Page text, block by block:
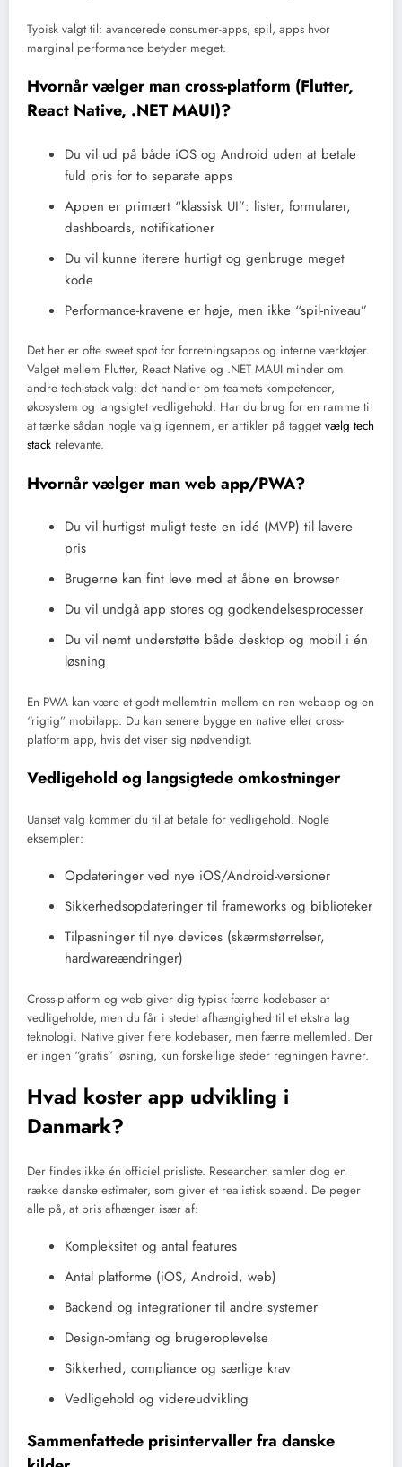
Typisk valgt til: avancerede consumer-apps, spil, apps hvor
marginal performance betyder meget.
Hvornår vælger man cross-platform (Flutter,
React Native, .NET MAUI)?
Du vil ud på både iOS og Android uden at betale
fuld pris for to separate apps
Appen er primært “klassisk UI”: lister, formularer,
dashboards, notifikationer
Du vil kunne iterere hurtigt og genbruge meget
kode
Performance-kravene er høje, men ikke “spil-niveau”
Det her er ofte sweet spot for forretningsapps og interne værktøjer.
Valget mellem Flutter, React Native og .NET MAUI minder om
andre tech-stack valg: det handler om teamets kompetencer,
økosystem og langsigtet vedligehold. Har du brug for en ramme til
at tænke sådan nogle valg igennem, er artikler på taggetvælg tech
stack relevante.
Hvornår vælger man web app/PWA?
Du vil hurtigst muligt teste en idé (MVP) til lavere
pris
Brugerne kan fint leve med at åbne en browser
Du vil undgå app stores og godkendelsesprocesser
Du vil nemt understøtte både desktop og mobil i én
løsning
En PWA kan være et godt mellemtrin mellem en ren webapp og en
“rigtig” mobilapp. Du kan senere bygge en native eller cross-
platform app, hvis det viser sig nødvendigt.
Vedligehold og langsigtede omkostninger
Uanset valg kommer du til at betale for vedligehold. Nogle
eksempler:
Opdateringer ved nye iOS/Android-versioner
Sikkerhedsopdateringer til frameworks og biblioteker
Tilpasninger til nye devices (skærmstørrelser,
hardwareændringer)
Cross-platform og web giver dig typisk færre kodebaser at
vedligeholde, men du får i stedet afhængighed til et ekstra lag
teknologi. Native giver flere kodebaser, men færre mellemled. Der
er ingen “gratis” løsning, kun forskellige steder regningen havner.
Hvad koster app udvikling i
Danmark?
Der findes ikke én officiel prisliste. Researchen samler dog en
række danske estimater, som giver et realistisk spænd. De peger
alle på, at pris afhænger især af:
Kompleksitet og antal features
Antal platforme (iOS, Android, web)
Backend og integrationer til andre systemer
Design-omfang og brugeroplevelse
Sikkerhed, compliance og særlige krav
Vedligehold og videreudvikling
Sammenfattede prisintervaller fra danske